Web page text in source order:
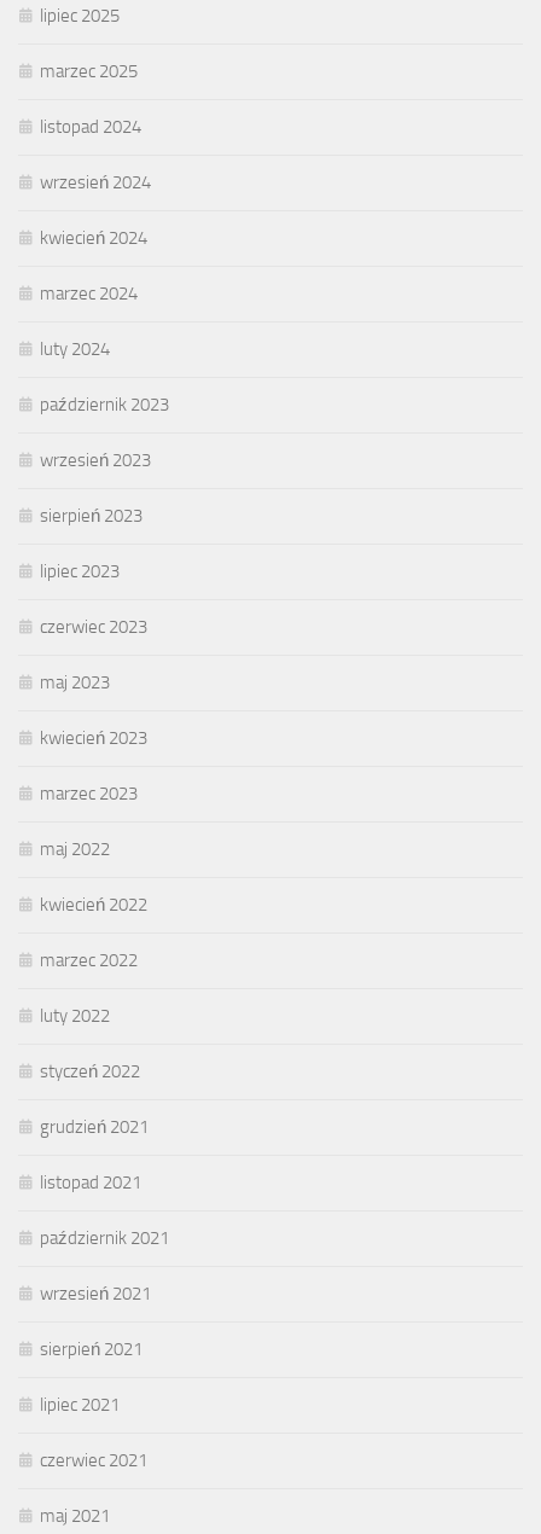
lipiec 2025
marzec 2025
listopad 2024
wrzesień 2024
kwiecień 2024
marzec 2024
luty 2024
październik 2023
wrzesień 2023
sierpień 2023
lipiec 2023
czerwiec 2023
maj 2023
kwiecień 2023
marzec 2023
maj 2022
kwiecień 2022
marzec 2022
luty 2022
styczeń 2022
grudzień 2021
listopad 2021
październik 2021
wrzesień 2021
sierpień 2021
lipiec 2021
czerwiec 2021
maj 2021